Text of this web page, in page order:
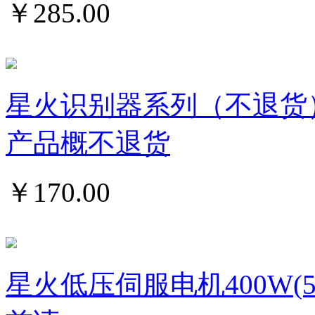
￥ 285.00
星火识别器系列（不退
产品概不退货
￥ 170.00
星火低压伺服电机